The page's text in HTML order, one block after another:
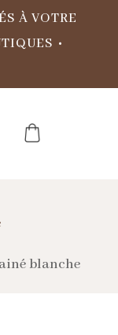
À VOTRE
•
blanche